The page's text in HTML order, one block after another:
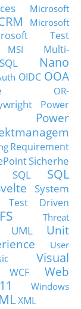
Microsoft
Microsoft
Test
MSI
Multi-
Nano
OIDC OOA
OR-
Power
Power
Requirement
Sicherhe
SQL
SQL
System
Test Driven
Threat
UML
Unit
User
Visual
WCF
Web
Windows
XML